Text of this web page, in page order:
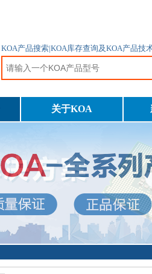
KOA产品搜索|KOA库存查询及KOA产品技
关于KOA